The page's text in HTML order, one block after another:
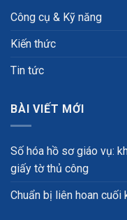
Công cụ & Kỹ năng
Kiến thức
Tin tức
BÀI VIẾT MỚI
Số hóa hồ sơ giáo vụ:
giấy tờ thủ công
Chuẩn bị liên hoan cuối